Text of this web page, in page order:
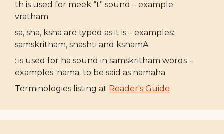
th is used for meek “t” sound – example:
vratham
sa, sha, ksha are typed as it is – examples:
samskritham, shashti and kshamA
: is used for ha sound in samskritham words –
examples: nama: to be said as namaha
Terminologies listing at Reader's Guide